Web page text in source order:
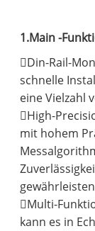
1.Main -
Din-Rail-
schnelle
eine Vielzahl
High-
mit hohem
Multi-
kann es in